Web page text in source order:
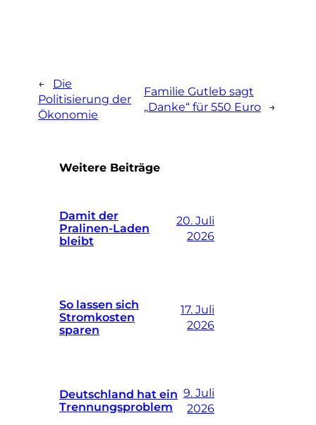
←
Die
Politisierung der
Ökonomie
Familie Gutleb sagt
„Danke“ für 550 Euro
→
Weitere Beiträge
Damit der
Pralinen-Laden
bleibt
20. Juli
2026
So lassen sich
Stromkosten
sparen
17. Juli
2026
Deutschland hat ein
Trennungsproblem
9. Juli
2026